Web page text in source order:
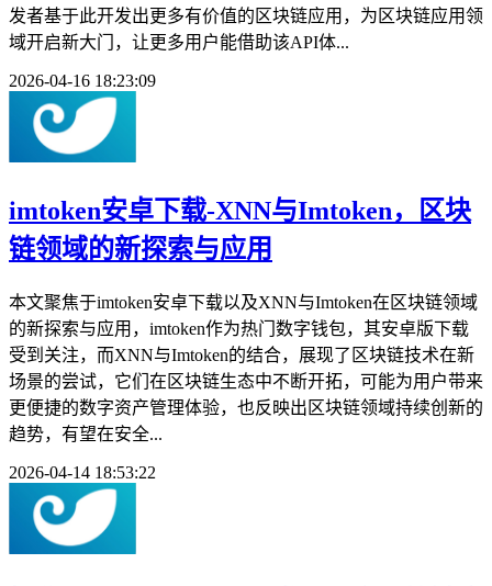
发者基于此开发出更多有价值的区块链应用，为区块链应用领
域开启新大门，让更多用户能借助该API体...
2026-04-16 18:23:09
imtoken安卓下载-XNN与Imtoken，区块
链领域的新探索与应用
本文聚焦于imtoken安卓下载以及XNN与Imtoken在区块链领域
的新探索与应用，imtoken作为热门数字钱包，其安卓版下载
受到关注，而XNN与Imtoken的结合，展现了区块链技术在新
场景的尝试，它们在区块链生态中不断开拓，可能为用户带来
更便捷的数字资产管理体验，也反映出区块链领域持续创新的
趋势，有望在安全...
2026-04-14 18:53:22